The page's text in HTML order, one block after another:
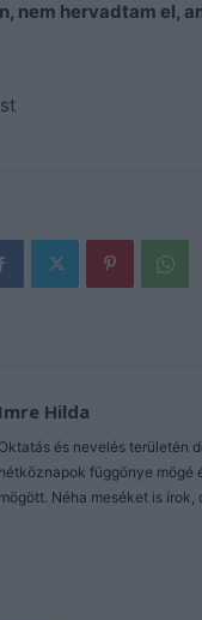
nem hervadtam el,
Imre Hilda
Oktatás és nevelés területén
hétköznapok függönye mögé
mögött. Néha meséket is